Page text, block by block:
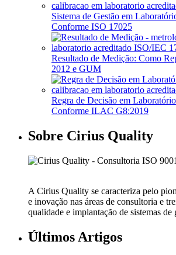
Sistema de Gestão em
Conforme ISO 17025
Resultado de Medição: Como
2012 e GUM
Regra de Decisão em
Conforme ILAC G8:2019
Sobre Cirius Quality
A Cirius Quality se caracteriza pelo
e inovação nas áreas de consultoria e
qualidade e implantação de sistemas de
Últimos Artigos